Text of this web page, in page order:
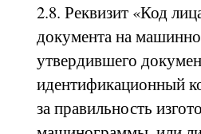
2.8. Реквизит «Код
документа на
утвердившего
идентификационный
за правильность